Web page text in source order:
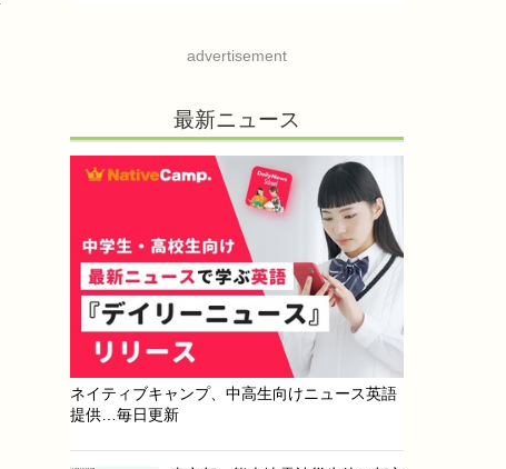
advertisement
最新ニュース
ネイティブキャンプ、中高生向けニュース英語
提供…毎日更新